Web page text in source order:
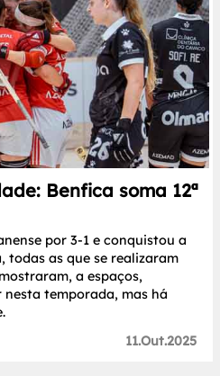
Benfica soma 12ª
por 3-1 e conquistou a
todas as que se realizaram
a espaços,
temporada, mas há
11.Out.2025